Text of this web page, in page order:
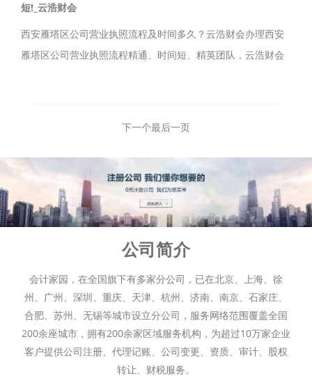
靠。
短!_云浩财会
西安雁塔区公司营业执照流程及时间多久？云浩财会办理西安
雁塔区公司营业执照流程精通、时间短、精英团队，云浩财会
下一个最后一页
公司简介
会计家园，在全国旗下有多家分公司，已在北京、上海、徐
州、广州、深圳、重庆、天津、杭州、济南、南京、石家庄、
合肥、苏州、无锡等城市设立分公司，服务网络范围覆盖全国
200余座城市，拥有200余家区域服务机构，为超过10万家企业
客户提供公司注册、代理记账、公司变更、资质、审计、股权
转让、财税服务。